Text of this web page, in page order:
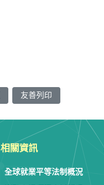
友善列印
相關資訊
全球就業平等法制概況